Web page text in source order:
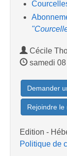
Cécile
samedi
Demander
Rejoindre
Edition -
Politique de